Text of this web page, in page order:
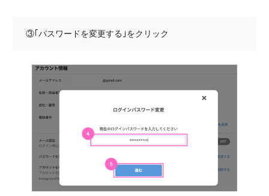
③｢パスワードを変更する｣をクリック